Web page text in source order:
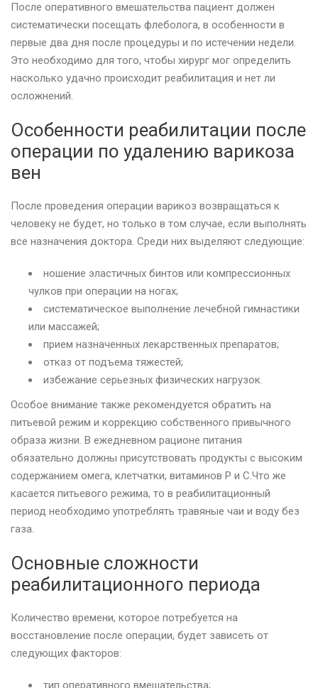
После оперативного вмешательства пациент должен
систематически посещать флеболога, в особенности в
первые два дня после процедуры и по истечении недели.
Это необходимо для того, чтобы хирург мог определить
насколько удачно происходит реабилитация и нет ли
осложнений.
Особенности реабилитации после
операции по удалению варикоза
вен
После проведения операции варикоз возвращаться к
человеку не будет, но только в том случае, если выполнять
все назначения доктора. Среди них выделяют следующие:
ношение эластичных бинтов или компрессионных
чулков при операции на ногах;
систематическое выполнение лечебной гимнастики
или массажей;
прием назначенных лекарственных препаратов;
отказ от подъема тяжестей;
избежание серьезных физических нагрузок.
Особое внимание также рекомендуется обратить на
питьевой режим и коррекцию собственного привычного
образа жизни. В ежедневном рационе питания
обязательно должны присутствовать продукты с высоким
содержанием омега, клетчатки, витаминов Р и С.Что же
касается питьевого режима, то в реабилитационный
период необходимо употреблять травяные чаи и воду без
газа.
Основные сложности
реабилитационного периода
Количество времени, которое потребуется на
восстановление после операции, будет зависеть от
следующих факторов:
тип оперативного вмешательства;